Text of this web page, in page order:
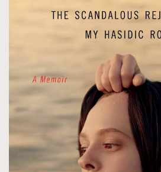
AFrenchMind
EmpowerF
FashionWeek